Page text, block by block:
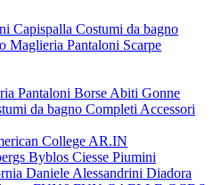
Capispalla Costumi da bagno
Maglieria Pantaloni Scarpe
Pantaloni Borse Abiti Gonne
da bagno Completi Accessori
College AR.IN
Byblos Ciesse Piumini
Daniele Alessandrini Diadora